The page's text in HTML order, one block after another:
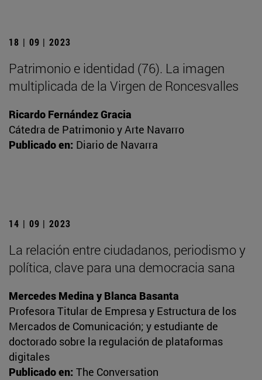
18 | 09 | 2023
Patrimonio e identidad (76). La imagen
multiplicada de la Virgen de Roncesvalles
Ricardo Fernández Gracia
Cátedra de Patrimonio y Arte Navarro
Publicado en: Diario de Navarra
14 | 09 | 2023
La relación entre ciudadanos, periodismo y
política, clave para una democracia sana
Mercedes Medina y Blanca Basanta
Profesora Titular de Empresa y Estructura de los
Mercados de Comunicación; y estudiante de
doctorado sobre la regulación de plataformas
digitales
Publicado en: The Conversation